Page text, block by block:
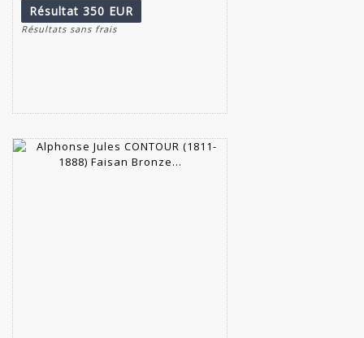
Résultat 350 EUR
Résultats sans frais